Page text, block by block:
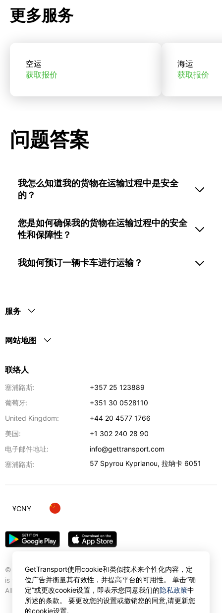
更多服务
空运
获取报价
海运
获取报价
问题答案
我怎么知道我的货物在运输过程中是安全
的？
您是如何确保我的货物在运输过程中的安全
性和保障性？
我如何预订一辆卡车进行运输？
服务
网站地图
联络人
塞浦路斯:
+357 25 123889
葡萄牙:
+351 30 0528110
United Kingdom:
+44 20 4577 1766
美国:
+1 302 240 28 90
电子邮件地址:
info@gettransport.com
塞浦路斯:
57 Spyrou Kyprianou,拉纳卡 6051
© Gettransport International Limited. GetTransport®
is trademark of Gettransport International Limited.
All rights reserved.
¥CNY
GetTransport使用cookie和类似技术来个性化内容，定
位广告并衡量其有效性，并提高平台的可用性。 单击”确
定”或更改cookie设置，即表示您同意我们的隐私政策中
所述的条款。 要更改您的设置或撤销您的同意,请更新您
的cookie设置.